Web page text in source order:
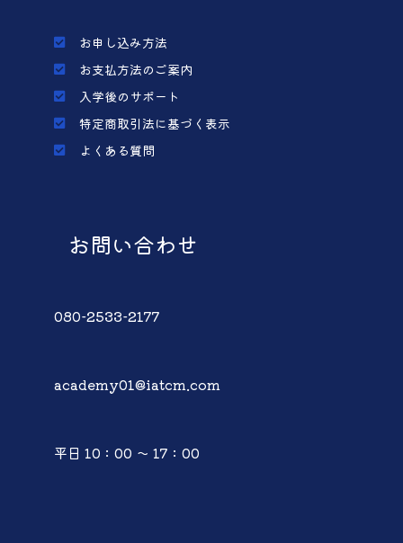
お申し込み方法
お支払方法のご案内
入学後のサポート
特定商取引法に基づく表示
よくある質問
お問い合わせ
080-2533-2177
academy01@iatcm.com
平日 10：00 ～ 17：00